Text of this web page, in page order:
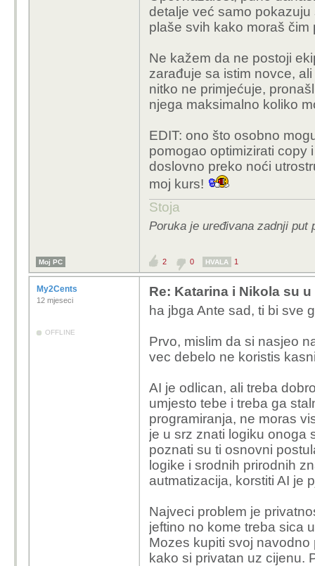
detalje već samo
plaše svih kako moraš
Ne kažem da ne postoji
zarađuje sa istim novce,
nitko ne primjećuje,
njega maksimalno koliko
EDIT: ono što osobno
pomogao optimizirati copy
doslovno preko noći
moj kurs!
Stoja
Poruka je uređivana zadnji put
Moj PC 2 0 HVALA 1
My2Cents
12 mjeseci
OFFLINE
Re: Katarina i Nikola su
ha jbga Ante sad, ti bi sve
Prvo, mislim da si nasjeo
vec debelo ne koristis
AI je odlican, ali treba
umjesto tebe i treba ga
programiranja, ne moras
je u srz znati logiku onoga
poznati su ti osnovni
logike i srodnih prirodnih
autmatizacija, korstiti AI je
Najveci problem je
jeftino no kome treba sica
Mozes kupiti svoj
kako si privatan uz cijenu.